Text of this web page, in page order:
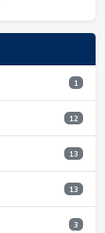
1
12
13
13
3